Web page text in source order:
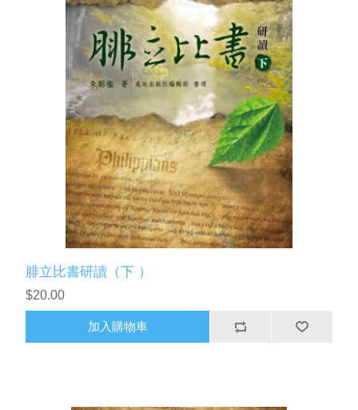
腓立比書研讀（下 ）
$20.00
加入購物車